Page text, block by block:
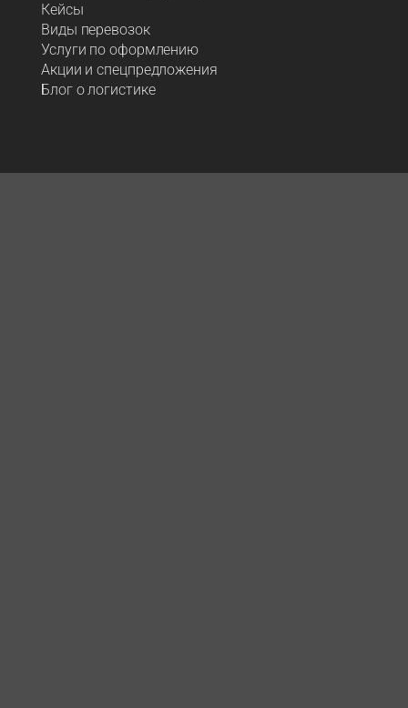
Кейсы
Виды перевозок
Услуги по оформлению
Акции и спецпредложения
Блог о логистике